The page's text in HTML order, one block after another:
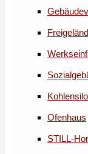
Kohlensilo
Ofenhaus
STILL-